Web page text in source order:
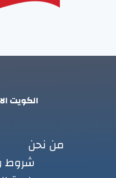
الكويت
من نحن
شروط